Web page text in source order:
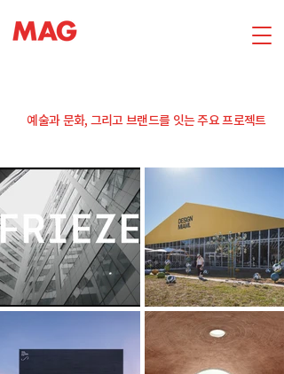
예술과 문화, 그리고 브랜드를 잇는 주요 프로젝트